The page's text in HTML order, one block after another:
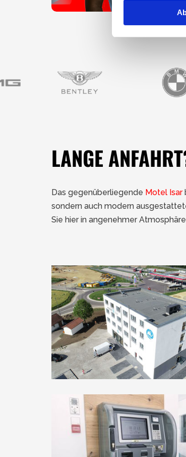
LANGE
Das gegenüberliegende Motel Isar
sondern auch modern
Sie hier in angenehmer